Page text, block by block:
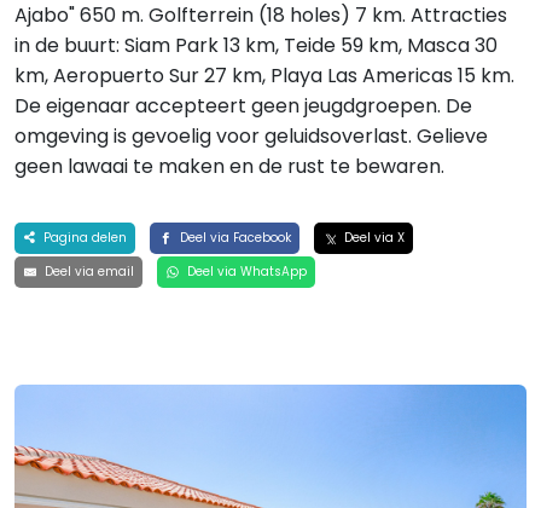
Ajabo" 650 m. Golfterrein (18 holes) 7 km. Attracties
in de buurt: Siam Park 13 km, Teide 59 km, Masca 30
km, Aeropuerto Sur 27 km, Playa Las Americas 15 km.
De eigenaar accepteert geen jeugdgroepen. De
omgeving is gevoelig voor geluidsoverlast. Gelieve
geen lawaai te maken en de rust te bewaren.
Pagina delen Deel via Facebook
Deel via X
Deel via email
Deel via WhatsApp